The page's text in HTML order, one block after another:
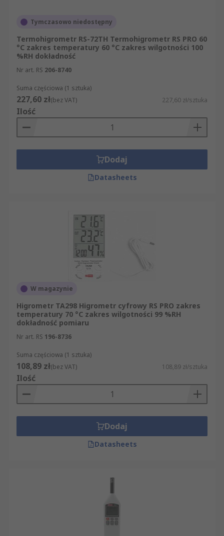
Tymczasowo niedostępny
Termohigrometr RS-72TH Termohigrometr RS PRO 60
°C zakres temperatury 60 °C zakres wilgotności 100
%RH dokładność
Nr art. RS 206-8740
Suma częściowa (1 sztuka)
227,60 zł(bez VAT) 227,60 zł/sztuka
Ilość
Dodaj
Datasheets
W magazynie
Higrometr TA298 Higrometr cyfrowy RS PRO zakres
temperatury 70 °C zakres wilgotności 99 %RH
dokładność pomiaru
Nr art. RS 196-8736
Suma częściowa (1 sztuka)
108,89 zł(bez VAT) 108,89 zł/sztuka
Ilość
Dodaj
Datasheets